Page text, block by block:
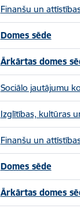
Finanšu un
Domes sēde
Ārkārtas domes
Sociālo jautājumu
Izglītības, kultūras
Finanšu un
Domes sēde
Ārkārtas domes